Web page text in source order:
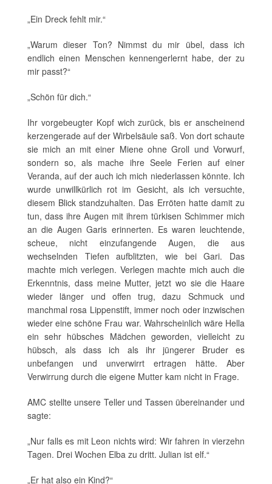
„Ein Dreck fehlt mir.“
„Warum dieser Ton? Nimmst du mir übel, dass ich
endlich einen Menschen kennengerlernt habe, der zu
mir passt?“
„Schön für dich.“
Ihr vorgebeugter Kopf wich zurück, bis er anscheinend
kerzengerade auf der Wirbelsäule saß. Von dort schaute
sie mich an mit einer Miene ohne Groll und Vorwurf,
sondern so, als mache ihre Seele Ferien auf einer
Veranda, auf der auch ich mich niederlassen könnte. Ich
wurde unwillkürlich rot im Gesicht, als ich versuchte,
diesem Blick standzuhalten. Das Erröten hatte damit zu
tun, dass ihre Augen mit ihrem türkisen Schimmer mich
an die Augen Garis erinnerten. Es waren leuchtende,
scheue, nicht einzufangende Augen, die aus
wechselnden Tiefen aufblitzten, wie bei Gari. Das
machte mich verlegen. Verlegen machte mich auch die
Erkenntnis, dass meine Mutter, jetzt wo sie die Haare
wieder länger und offen trug, dazu Schmuck und
manchmal rosa Lippenstift, immer noch oder inzwischen
wieder eine schöne Frau war. Wahrscheinlich wäre Hella
ein sehr hübsches Mädchen geworden, vielleicht zu
hübsch, als dass ich als ihr jüngerer Bruder es
unbefangen und unverwirrt ertragen hätte. Aber
Verwirrung durch die eigene Mutter kam nicht in Frage.
AMC stellte unsere Teller und Tassen übereinander und
sagte:
„Nur falls es mit Leon nichts wird: Wir fahren in vierzehn
Tagen. Drei Wochen Elba zu dritt. Julian ist elf.“
„Er hat also ein Kind?“